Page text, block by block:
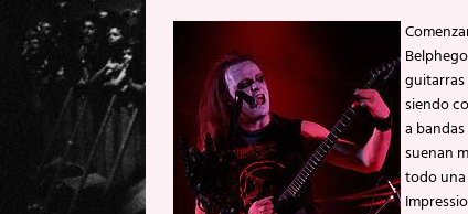
siendo
a
suenan
todo una